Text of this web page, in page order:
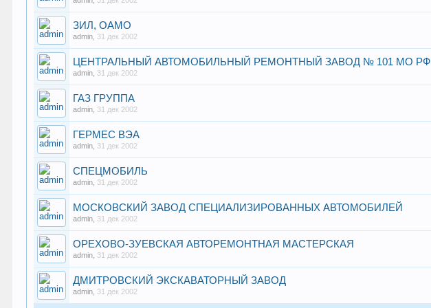
ЗИЛ, ОАМО
admin 31 дек 2002
ЦЕНТРАЛЬНЫЙ АВТОМОБИЛЬНЫЙ РЕМОНТНЫЙ ЗАВОД № 101 МО РФ
admin 31 дек 2002
ГАЗ ГРУППА
admin 31 дек 2002
ГЕРМЕС ВЭА
admin 31 дек 2002
СПЕЦМОБИЛЬ
admin 31 дек 2002
МОСКОВСКИЙ ЗАВОД СПЕЦИАЛИЗИРОВАННЫХ АВТОМОБИЛЕЙ
admin 31 дек 2002
ОРЕХОВО-ЗУЕВСКАЯ АВТОРЕМОНТНАЯ МАСТЕРСКАЯ
admin 31 дек 2002
ДМИТРОВСКИЙ ЭКСКАВАТОРНЫЙ ЗАВОД
admin 31 дек 2002